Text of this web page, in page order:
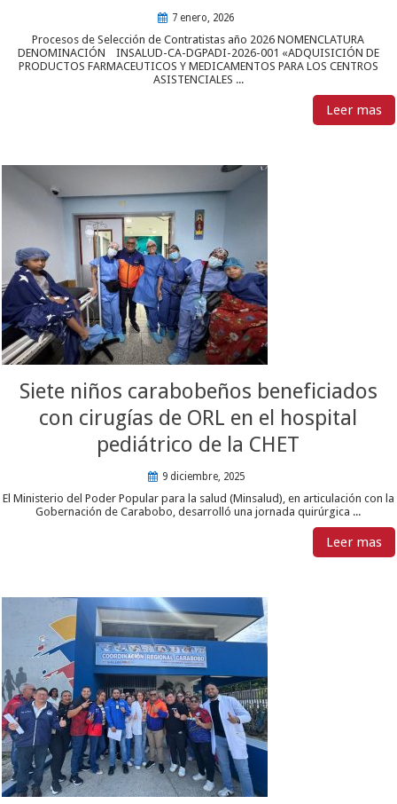
7 enero, 2026
Procesos de Selección de Contratistas año 2026 NOMENCLATURA
DENOMINACIÓN INSALUD-CA-DGPADI-2026-001 «ADQUISICIÓN DE
PRODUCTOS FARMACEUTICOS Y MEDICAMENTOS PARA LOS CENTROS
ASISTENCIALES ...
Leer mas
Siete niños carabobeños beneficiados
con cirugías de ORL en el hospital
pediátrico de la CHET
9 diciembre, 2025
El Ministerio del Poder Popular para la salud (Minsalud), en articulación con la
Gobernación de Carabobo, desarrolló una jornada quirúrgica ...
Leer mas